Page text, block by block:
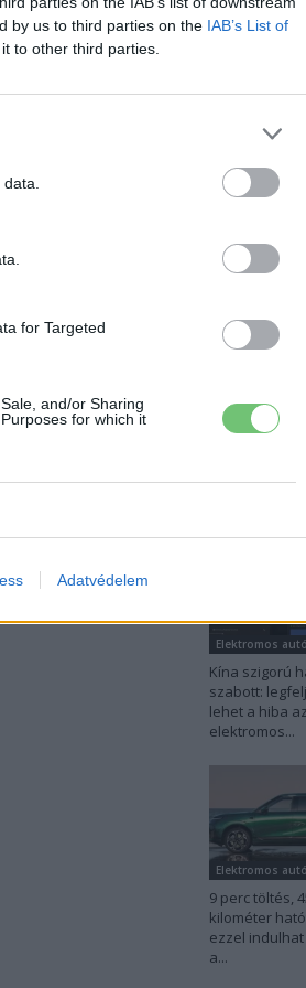
by us to third parties on the IAB’s List of
to other third parties.
for Targeted
and/or Sharing
for which it
Adatvédelem
Elektromos autó
Kína szigorú
szabott:
lehet a hiba az
elektromos...
Elektromos autó
9 perc töltés,
kilométer
ezzel
a...